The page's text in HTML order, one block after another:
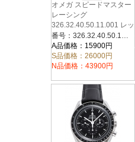
オメガ スピードマスター
レーシング
326.32.40.50.11.001 レッ
ド/ブラック
番号：326.32.40.50.11.001
A品価格：15900円
S品価格：26000円
N品価格：43900円